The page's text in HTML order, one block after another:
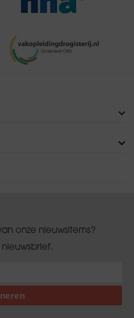
onze nieuwsitems?